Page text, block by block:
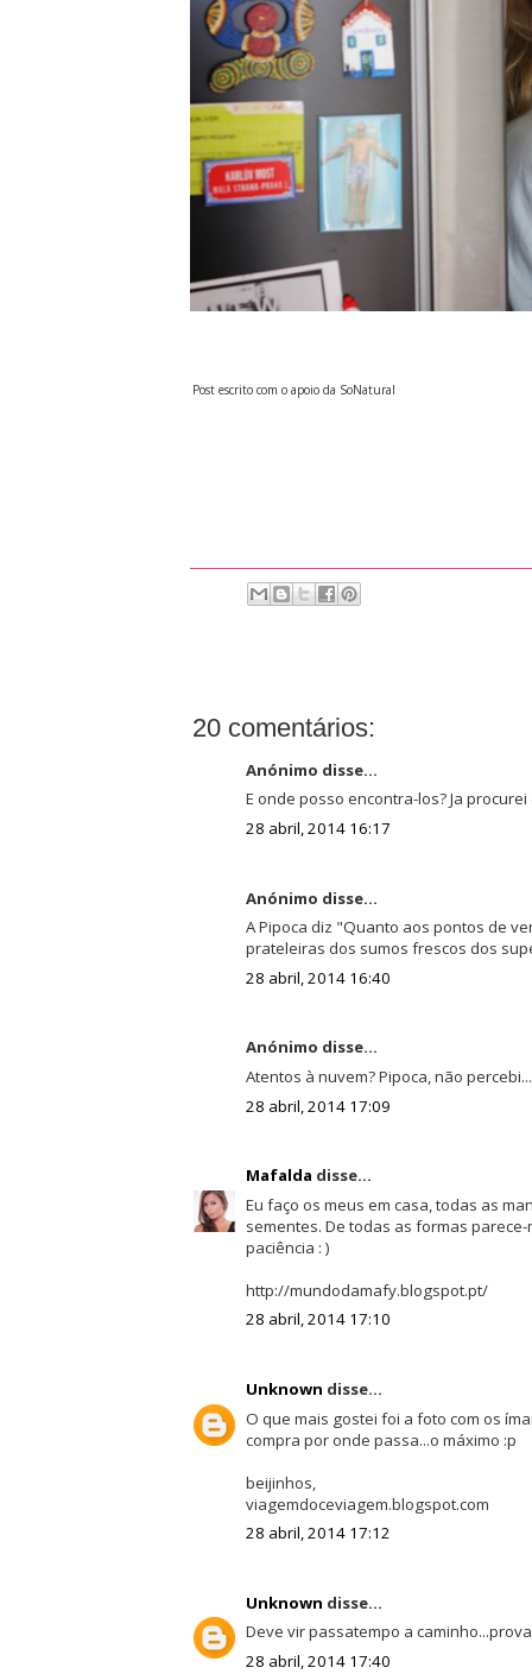
Post escrito com o apoio da SoNatural
20 comentários:
Anónimo disse...
E onde posso encontra-los? Ja
28 abril, 2014 16:17
Anónimo disse...
A Pipoca diz "Quanto aos pontos de
prateleiras dos sumos frescos dos
28 abril, 2014 16:40
Anónimo disse...
Atentos à nuvem? Pipoca, não percebi...
28 abril, 2014 17:09
Mafalda disse...
Eu faço os meus em casa, todas as
sementes. De todas as formas
paciência : )
http://mundodamafy.blogspot.pt/
28 abril, 2014 17:10
Unknown disse...
O que mais gostei foi a foto com os
compra por onde passa...o máximo :p
beijinhos,
viagemdoceviagem.blogspot.com
28 abril, 2014 17:12
Unknown disse...
Deve vir passatempo a
28 abril, 2014 17:40